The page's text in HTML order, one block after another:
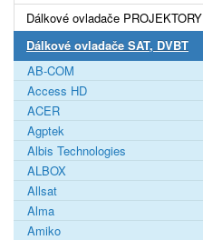
Dálkové ovladače PROJEKTORY
Dálkové ovladače SAT, DVBT
AB-COM
Access HD
ACER
Agptek
Albis Technologies
ALBOX
Allsat
Alma
Amiko